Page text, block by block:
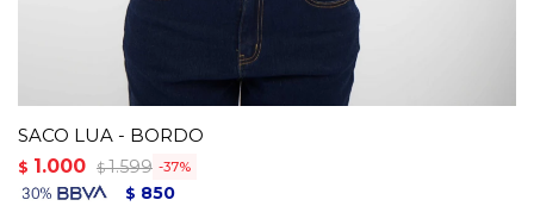
SACO LUA - BORDO
$ 1.000 $ 1.599 37
$ 850